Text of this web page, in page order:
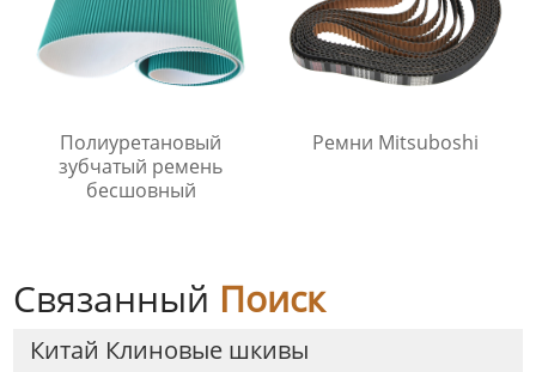
Полиуретановый
зубчатый ремень
бесшовный
Ремни Mitsuboshi
Связанный Поиск
Китай Клиновые шкивы